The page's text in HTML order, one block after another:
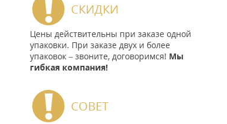
СКИДКИ
Цены действительны при заказе одной
упаковки. При заказе двух и более
упаковок – звоните, договоримся! Мы
гибкая компания!
СОВЕТ